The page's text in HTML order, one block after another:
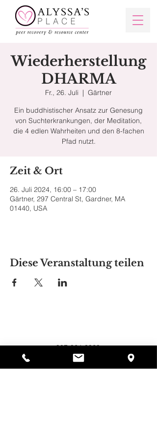
Wiederherstellung
DHARMA
Fr., 26. Juli
  |
Gärtner
Ein buddhistischer Ansatz zur Genesung
von Suchterkrankungen, der Meditation,
die 4 edlen Wahrheiten und den 8-fachen
Pfad nutzt.
Zeit & Ort
26. Juli 2024, 16:00 – 17:00
Gärtner, 297 Central St, Gardner, MA
01440, USA
Diese Veranstaltung teilen
987-364-0920